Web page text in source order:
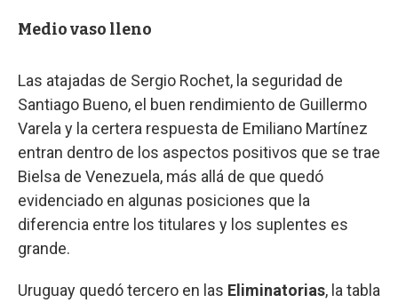
Medio vaso lleno
Las atajadas de Sergio Rochet, la seguridad de
Santiago Bueno, el buen rendimiento de Guillermo
Varela y la certera respuesta de Emiliano Martínez
entran dentro de los aspectos positivos que se trae
Bielsa de Venezuela, más allá de que quedó
evidenciado en algunas posiciones que la
diferencia entre los titulares y los suplentes es
grande.
Uruguay quedó tercero en las Eliminatorias, la tabla